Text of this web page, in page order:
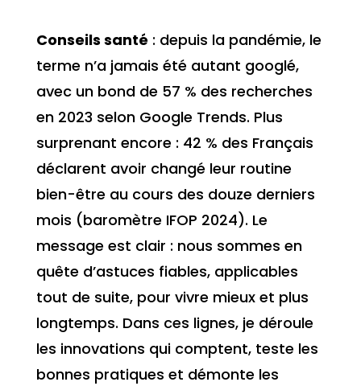
Conseils santé : depuis la pandémie, le
terme n’a jamais été autant googlé,
avec un bond de 57 % des recherches
en 2023 selon Google Trends. Plus
surprenant encore : 42 % des Français
déclarent avoir changé leur routine
bien-être au cours des douze derniers
mois (baromètre IFOP 2024). Le
message est clair : nous sommes en
quête d’astuces fiables, applicables
tout de suite, pour vivre mieux et plus
longtemps. Dans ces lignes, je déroule
les innovations qui comptent, teste les
bonnes pratiques et démonte les